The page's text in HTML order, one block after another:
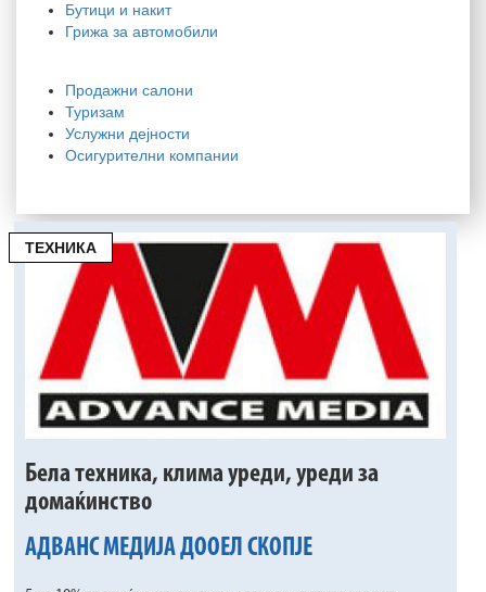
Бутици и накит
Грижа за автомобили
Продажни салони
Туризам
Услужни дејности
Осигурителни компании
ТЕХНИКА
Бела техника, клима уреди, уреди за
домаќинство
АДВАНС МЕДИЈА ДООЕЛ СКОПЈЕ